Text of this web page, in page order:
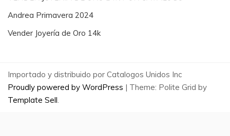
Andrea Primavera 2024
Vender Joyería de Oro 14k
Importado y distribuido por Catalogos Unidos Inc
Proudly powered by WordPress | Theme: Polite Grid by
Template Sell